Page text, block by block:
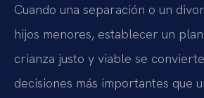
Cuando una separación o un
hijos menores, establecer un
crianza justo y viable se
decisiones más importantes que